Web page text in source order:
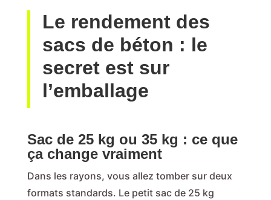
Le rendement des
sacs de béton : le
secret est sur
l’emballage
Sac de 25 kg ou 35 kg : ce que
ça change vraiment
Dans les rayons, vous allez tomber sur deux
formats standards. Le petit sac de 25 kg